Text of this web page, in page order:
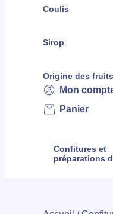
Coulis
Sirop
Origine des fruits
Mon
Panier
Confitures et
préparations